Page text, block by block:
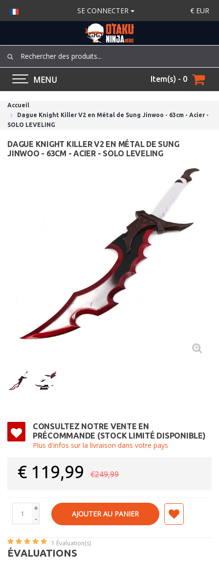
SE CONNECTER € EUR
MENU Item(s) - 0
Accueil
Dague Knight Killer V2 en Métal de Sung Jinwoo - 63cm - Acier -
SOLO LEVELING
DAGUE KNIGHT KILLER V2 EN MÉTAL DE SUNG
JINWOO - 63CM - ACIER - SOLO LEVELING
CONSULTEZ NOTRE VENTE EN
PRÉCOMMANDE (STOCK LIMITÉ DISPONIBLE)
Plus d'infos sur la livraison dans votre pays
€ 119,99 €249,99
+
-
AJOUTER AU PANIER
1 Évaluation(s)
ÉVALUATIONS